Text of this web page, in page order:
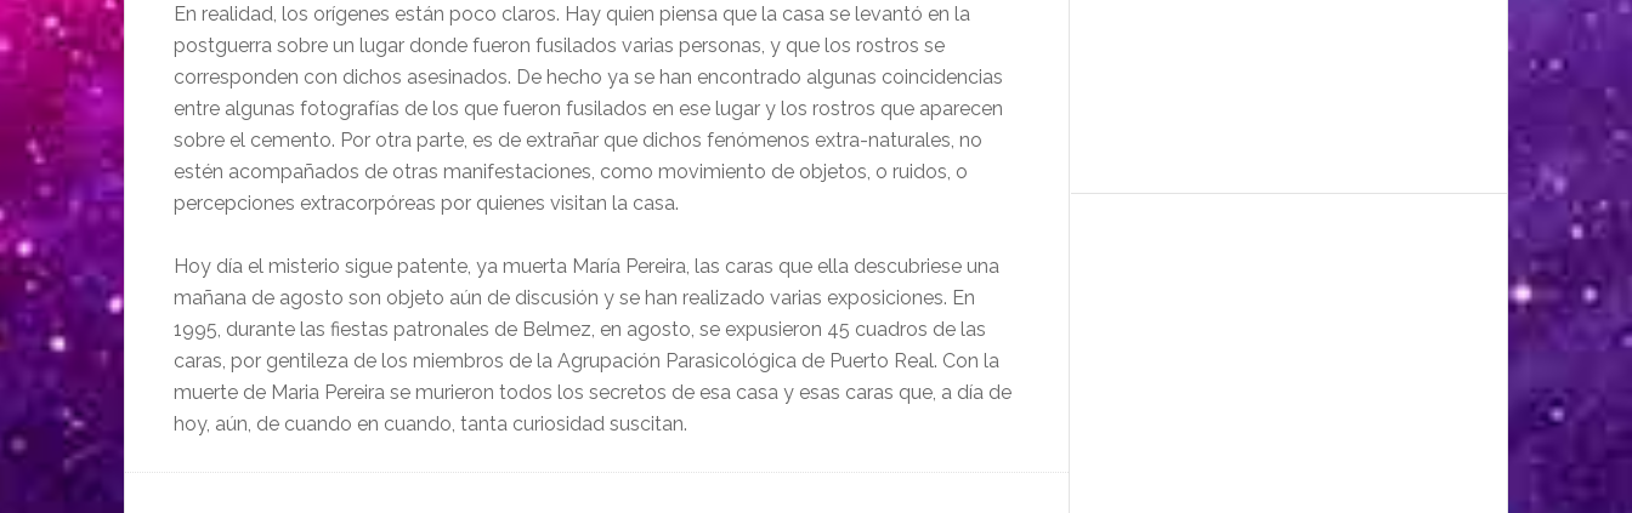
En realidad, los orígenes están poco claros. Hay quien piensa que la casa se levantó en la
postguerra sobre un lugar donde fueron fusilados varias personas, y que los rostros se
corresponden con dichos asesinados. De hecho ya se han encontrado algunas coincidencias
entre algunas fotografías de los que fueron fusilados en ese lugar y los rostros que aparecen
sobre el cemento. Por otra parte, es de extrañar que dichos fenómenos extra-naturales, no
estén acompañados de otras manifestaciones, como movimiento de objetos, o ruidos, o
percepciones extracorpóreas por quienes visitan la casa.
Hoy día el misterio sigue patente, ya muerta María Pereira, las caras que ella descubriese una
mañana de agosto son objeto aún de discusión y se han realizado varias exposiciones. En
1995, durante las fiestas patronales de Belmez, en agosto, se expusieron 45 cuadros de las
caras, por gentileza de los miembros de la Agrupación Parasicológica de Puerto Real. Con la
muerte de Maria Pereira se murieron todos los secretos de esa casa y esas caras que, a día de
hoy, aún, de cuando en cuando, tanta curiosidad suscitan.